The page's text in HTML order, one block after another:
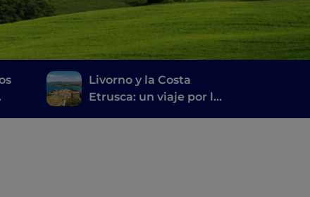
Livorno y la Costa
Etrusca: un viaje por la